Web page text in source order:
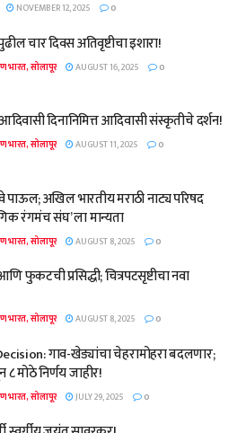
NOVEMBER 12, 2025 0
चार दिवस अतिवृष्टीचा इशारा!
भारत, सोलापूर AUGUST 16, 2025 0
दिनानिमित्त आदिवासी संस्कृतीचे दर्शन!
भारत, सोलापूर AUGUST 11, 2025 0
अखिल भारतीय मराठी नाट्य परिषद
रंगमंच संघ’ ला मान्यता
भारत, सोलापूर AUGUST 8, 2025 0
फुकटची प्रसिद्धी; चित्रपटसृष्टीचा नवा
भारत, सोलापूर AUGUST 8, 2025 0
गाव-खेड्यांचा चेहरामोहरा बदलणार;
मोठे निर्णय जाहीर!
भारत, सोलापूर JULY 29, 2025 0